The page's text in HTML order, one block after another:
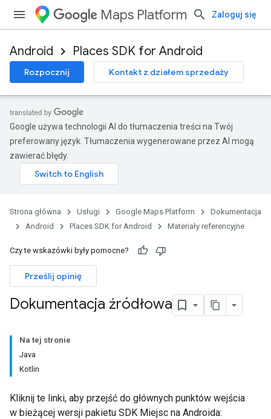
Maps Platform Zaloguj się
Android Places SDK for Android
Rozpocznij Kontakt z działem sprzedaży
Google używa technologii AI do tłumaczenia treści na Twój
preferowany język. Tłumaczenia wygenerowane przez AI mogą
zawierać błędy.
Strona główna Usługi Google Maps Platform
Dokumentacja
Android
Places SDK for Android Materiały referencyjne
Czy te wskazówki były pomocne?
Prześlij opinię
Dokumentacja źródłowa
Na tej stronie
Java
Kotlin
Kliknij te linki, aby przejść do głównych punktów wejścia
w bieżącej wersji pakietu SDK Miejsc na Androida: